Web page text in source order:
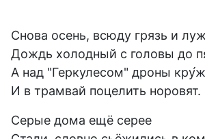
Снова осень, всюду грязь и
Дождь холодный с головы до
А над "Геркулесом" дроны
И в трамвай поцелить норовят.
Серые дома ещё серее